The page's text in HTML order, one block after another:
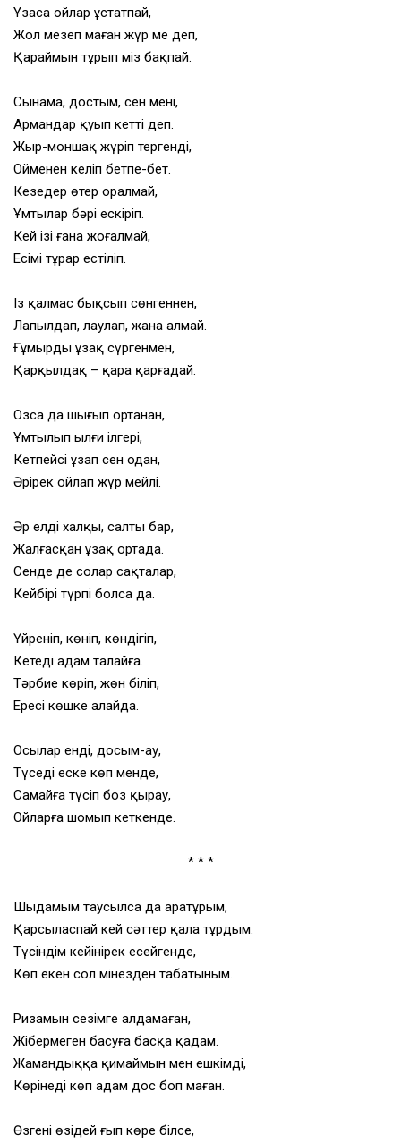
Ұзаса ойлар ұстатпай,
Жол меңзеп маған жүр ме деп,
Қараймын тұрып міз бақпай.
Сынама, достым, сен мені,
Армандар қуып кетті деп.
Жыр-моншақ жүріп тергенді,
Ойменен келіп бетпе-бет.
Кезеңдер өтер оралмай,
Ұмтылар бәрі ескіріп.
Кей ізің ғана жоғалмай,
Есімің тұрар естіліп.
Із қалмас бықсып сөнгеннен,
Лапылдап, лаулап, жана алмай.
Ғұмырды ұзақ сүргенмен,
Қарқылдақ – қара қарғадай.
Озсаң да шығып ортаңнан,
Ұмтылып ылғи ілгері,
Кетпейсің ұзап сен одан,
Әрірек ойлап жүр мейлі.
Әр елдің халқы, салты бар,
Жалғасқан ұзақ ортада.
Сенде де солар сақталар,
Кейбірі түрпі болса да.
Үйреніп, көніп, көндігіп,
Кетеді адам талайға.
Тәрбие көріп, жөн біліп,
Ересің көшке алайда.
Осылар енді, досым-ау,
Түседі еске көп менде,
Самайға түсіп боз қырау,
Ойларға шомып кеткенде.
* * *
Шыдамым таусылса да аратұрым,
Қарсыласпай кей сәттер қала тұрдым.
Түсіндім кейінірек есейгенде,
Көп екен сол мінезден табатыным.
Ризамын сезімге алдамаған,
Жібермеген басуға басқа қадам.
Жамандыққа қимаймын мен ешкімді,
Көрінеді көп адам дос боп маған.
Өзгені өзіңдей ғып көре білсең,